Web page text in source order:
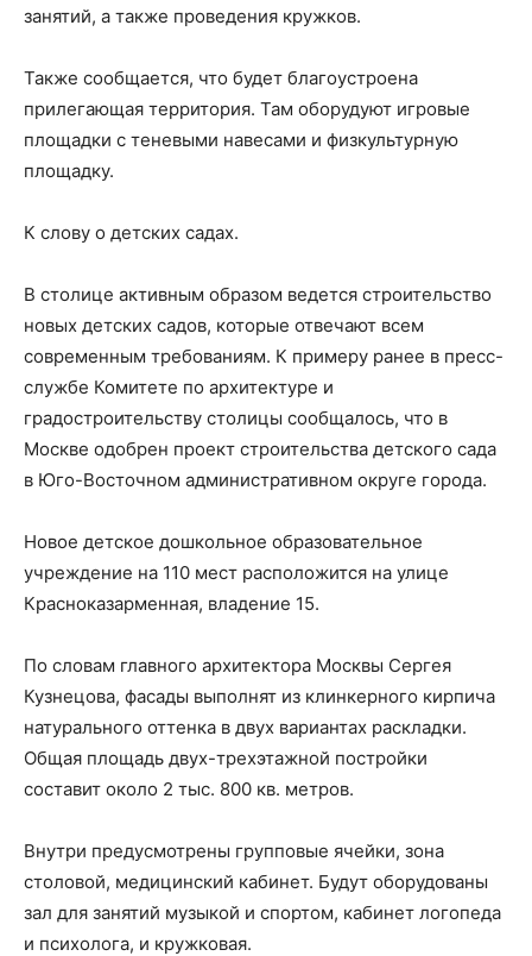
занятий, а также проведения кружков.
Также сообщается, что будет благоустроена
прилегающая территория. Там оборудуют игровые
площадки с теневыми навесами и физкультурную
площадку.
К слову о детских садах.
В столице активным образом ведется строительство
новых детских садов, которые отвечают всем
современным требованиям. К примеру ранее в пресс-
службе Комитете по архитектуре и
градостроительству столицы сообщалось, что в
Москве одобрен проект строительства детского сада
в Юго-Восточном административном округе города.
Новое детское дошкольное образовательное
учреждение на 110 мест расположится на улице
Красноказарменная, владение 15.
По словам главного архитектора Москвы Сергея
Кузнецова, фасады выполнят из клинкерного кирпича
натурального оттенка в двух вариантах раскладки.
Общая площадь двух-трехэтажной постройки
составит около 2 тыс. 800 кв. метров.
Внутри предусмотрены групповые ячейки, зона
столовой, медицинский кабинет. Будут оборудованы
зал для занятий музыкой и спортом, кабинет логопеда
и психолога, и кружковая.